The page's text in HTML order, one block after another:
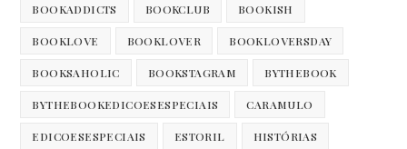
BOOKADDICTS BOOKCLUB BOOKISH
BOOKLOVE BOOKLOVER BOOKLOVERSDAY
BOOKSAHOLIC BOOKSTAGRAM BYTHEBOOK
BYTHEBOOKEDICOESESPECIAIS CARAMULO
EDICOESESPECIAIS ESTORIL HISTÓRIAS